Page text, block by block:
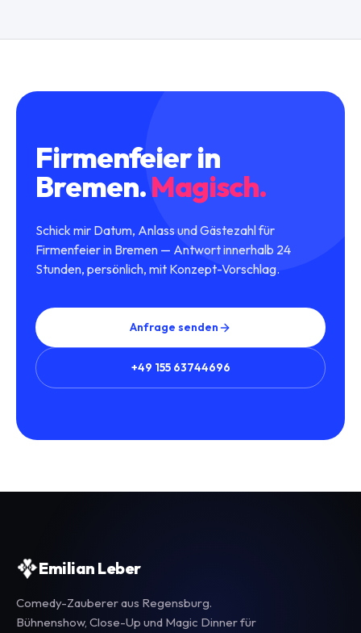
Firmenfeierin
Bremen.Magisch.
Schick mir Datum, Anlass und Gästezahl für
Firmenfeier in Bremen — Antwort innerhalb 24
Stunden, persönlich, mit Konzept-Vorschlag.
Anfrage senden
+49 155 63744696
Emilian Leber
Comedy-Zauberer aus Regensburg.
Bühnenshow, Close-Up und Magic Dinner für